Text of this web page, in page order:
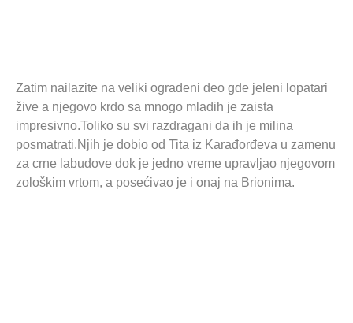
Zatim nailazite na veliki ograđeni deo gde jeleni lopatari
žive a njegovo krdo sa mnogo mladih je zaista
impresivno.Toliko su svi razdragani da ih je milina
posmatrati.Njih je dobio od Tita iz Karađorđeva u zamenu
za crne labudove dok je jedno vreme upravljao njegovom
zološkim vrtom, a posećivao je i onaj na Brionima.